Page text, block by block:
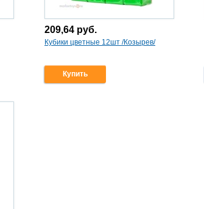
209,64 руб.
Кубики цветные 12шт /Козырев/
Купить